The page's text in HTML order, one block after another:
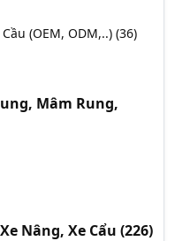
(OEM, ODM,..) (36)
Mâm Rung,
Nâng, Xe Cẩu (226)